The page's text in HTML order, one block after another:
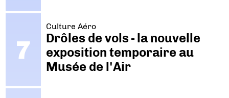
Culture Aéro
Drôles de vols - la nouvelle
exposition temporaire au
Musée de l'Air